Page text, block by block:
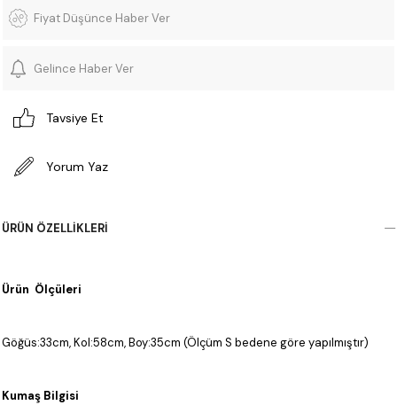
Fiyat Düşünce Haber Ver
Gelince Haber Ver
Tavsiye Et
Yorum Yaz
ÜRÜN ÖZELLIKLERI
Ürün Ölçüleri
Göğüs:33cm, Kol:58cm, Boy:35cm (Ölçüm S bedene göre yapılmıştır)
Kumaş Bilgisi